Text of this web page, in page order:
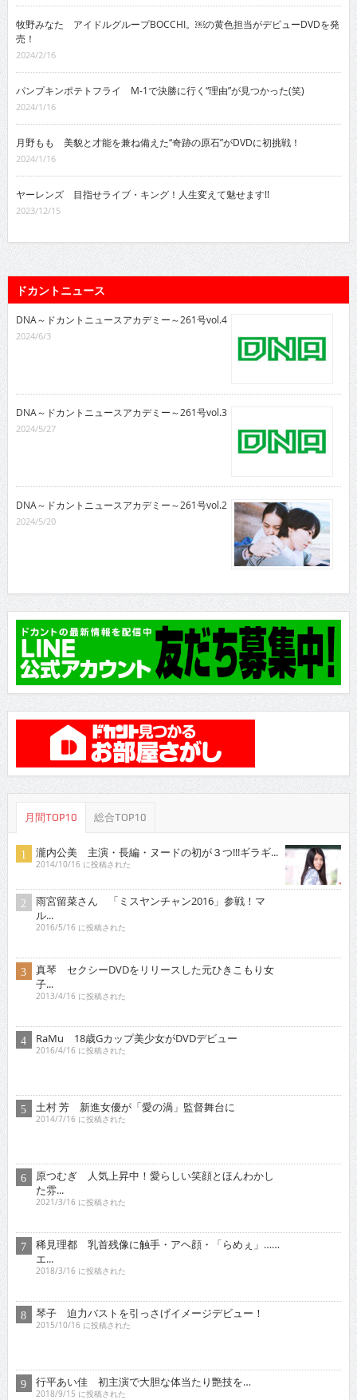
牧野みなた アイドルグループBOCCHI。￼の黄色担当がデビューDVDを発
売！
2024/2/16
パンプキンポテトフライ M-1で決勝に行く“理由”が見つかった(笑)
2024/1/16
月野もも 美貌と才能を兼ね備えた“奇跡の原石”がDVDに初挑戦！
2024/1/16
ヤーレンズ 目指せライブ・キング！人生変えて魅せます!!
2023/12/15
ドカントニュース
DNA～ドカントニュースアカデミー～261号vol.4
2024/6/3
DNA～ドカントニュースアカデミー～261号vol.3
2024/5/27
DNA～ドカントニュースアカデミー～261号vol.2
2024/5/20
月間TOP10 総合TOP10
瀧内公美 主演・長編・ヌードの初が３つ!!!ギラギ...
2014/10/16 に投稿された
雨宮留菜さん 「ミスヤンチャン2016」参戦！マ
ル...
2016/5/16 に投稿された
子...
2013/4/16 に投稿された
RaMu 18歳Gカップ美少女がDVDデビュー
土村 芳 新進女優が「愛の渦」監督舞台に
原つむぎ 人気上昇中！愛らしい笑顔とほんわかし
た雰...
2021/3/16 に投稿された
2018/3/16 に投稿された
琴子 迫力バストを引っさげイメージデビュー！
2015/10/16 に投稿された
行平あい佳 初主演で大胆な体当たり艶技を…
2018/9/15 に投稿された
青山ひかる 童顔柔らかＩカップは天下無敵の破壊